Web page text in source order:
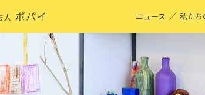
ニュース ／ 私たち